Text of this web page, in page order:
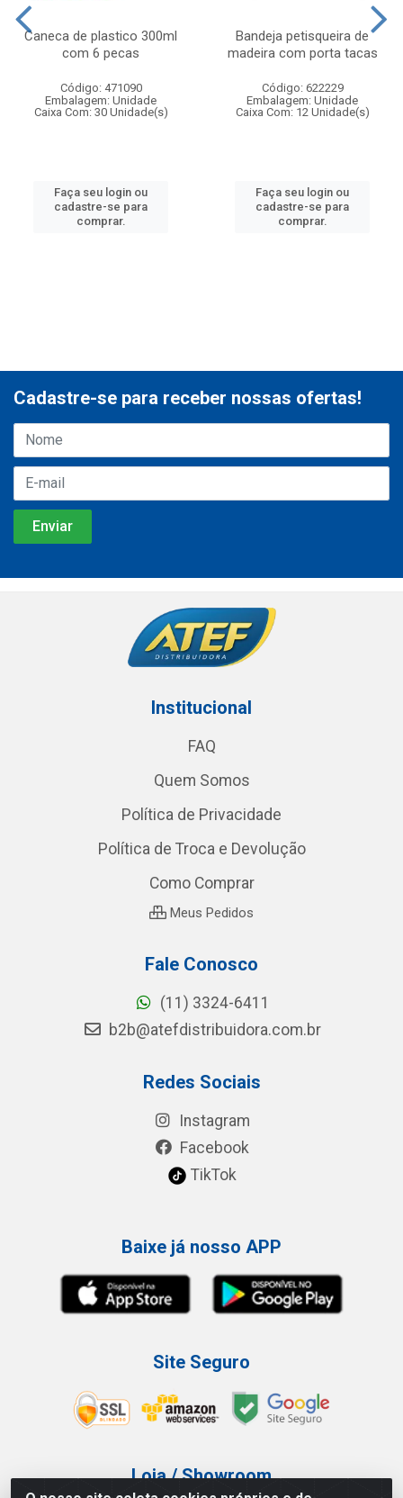
Caneca de plastico 300ml
com 6 pecas
Código: 471090
Embalagem: Unidade
Caixa Com: 30 Unidade(s)
Faça seu login ou
cadastre-se para
comprar.
Bandeja petisqueira de
madeira com porta tacas
Código: 622229
Embalagem: Unidade
Caixa Com: 12 Unidade(s)
Faça seu login ou
cadastre-se para
comprar.
Cadastre-se para receber nossas ofertas!
Institucional
FAQ
Quem Somos
Política de Privacidade
Política de Troca e Devolução
Como Comprar
Meus Pedidos
Fale Conosco
(11) 3324-6411
b2b@atefdistribuidora.com.br
Redes Sociais
Instagram
Facebook
TikTok
Baixe já nosso APP
Site Seguro
Loja / Showroom